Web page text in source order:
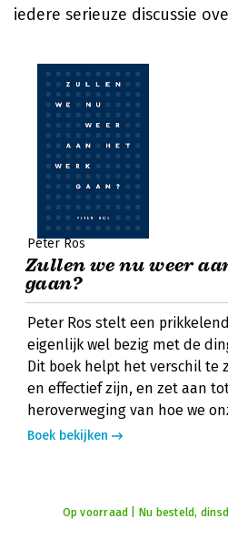
iedere serieuze discussie
Peter Ros
Zullen we nu weer
gaan?
Peter Ros stelt een
eigenlijk wel bezig met de
Dit boek helpt het verschil te
en effectief zijn, en zet aan
heroverweging van hoe we
Boek bekijken
Op voorraad | Nu besteld,